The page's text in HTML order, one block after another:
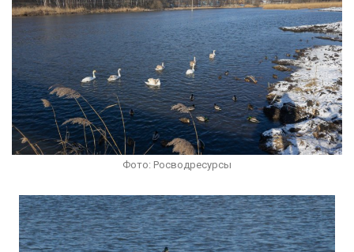
Фото: Росводресурсы